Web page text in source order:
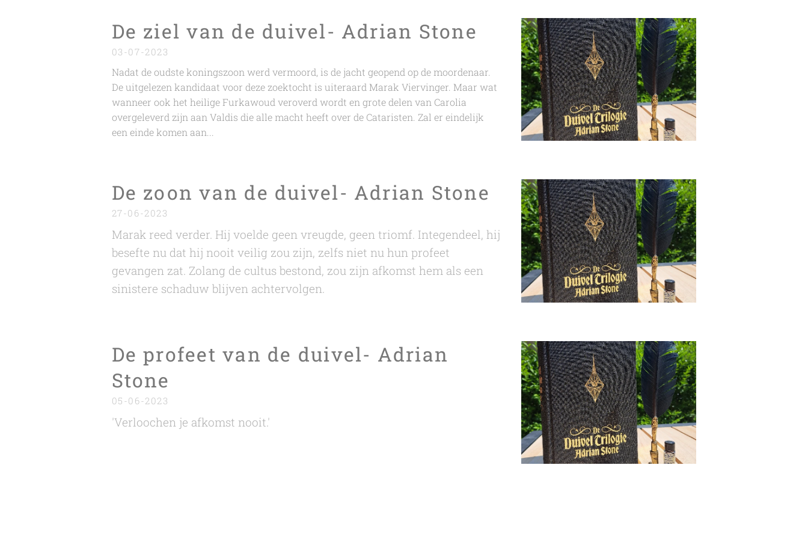
De ziel van de duivel- Adrian Stone
03-07-2023
Nadat de oudste koningszoon werd vermoord, is de jacht geopend op de moordenaar.
De uitgelezen kandidaat voor deze zoektocht is uiteraard Marak Viervinger. Maar wat
wanneer ook het heilige Furkawoud veroverd wordt en grote delen van Carolia
overgeleverd zijn aan Valdis die alle macht heeft over de Cataristen. Zal er eindelijk
een einde komen aan...
De zoon van de duivel- Adrian Stone
27-06-2023
Marak reed verder. Hij voelde geen vreugde, geen triomf. Integendeel, hij
besefte nu dat hij nooit veilig zou zijn, zelfs niet nu hun profeet
gevangen zat. Zolang de cultus bestond, zou zijn afkomst hem als een
sinistere schaduw blijven achtervolgen.
De profeet van de duivel- Adrian
Stone
05-06-2023
'Verloochen je afkomst nooit.'